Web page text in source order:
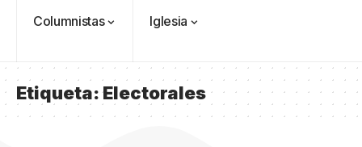
Columnistas Iglesia
Etiqueta:Electorales